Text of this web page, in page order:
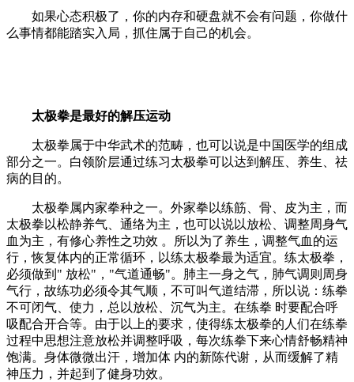
如果心态积极了，你的内存和硬盘就不会有问题，你做什
么事情都能踏实入局，抓住属于自己的机会。
太极拳是最好的解压运动
太极拳属于中华武术的范畴，也可以说是中国医学的组成
部分之一。白领阶层通过练习太极拳可以达到解压、养生、祛
病的目的。
太极拳属内家拳种之一。外家拳以练筋、骨、皮为主，而
太极拳以松静养气、通络为主，也可以说以放松、调整周身气
血为主，有修心养性之功效 。所以为了养生，调整气血的运
行，恢复体内的正常循环，以练太极拳最为适宜。练太极拳，
必须做到" 放松"，"气道通畅"。肺主一身之气，肺气调则周身
气行，故练功必须令其气顺，不可叫气道结滞，所以说：练拳
不可闭气、使力，总以放松、沉气为主。在练拳 时要配合呼
吸配合开合等。由于以上的要求，使得练太极拳的人们在练拳
过程中思想注意放松并调整呼吸，每次练拳下来心情舒畅精神
饱满。身体微微出汗，增加体 内的新陈代谢，从而缓解了精
神压力，并起到了健身功效。